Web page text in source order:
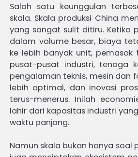
Salah satu keunggulan
skala. Skala produksi China
yang sangat sulit ditiru. Ketika
dalam volume besar, biaya
ke lebih banyak unit, pemasok
pusat-pusat industri, tenaga
pengalaman teknis, mesin dan
lebih optimal, dan inovasi
terus-menerus. Inilah
lahir dari kapasitas industri
waktu panjang.
Namun skala bukan hanya soal